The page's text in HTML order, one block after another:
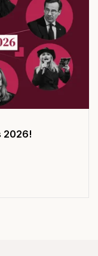
2026!